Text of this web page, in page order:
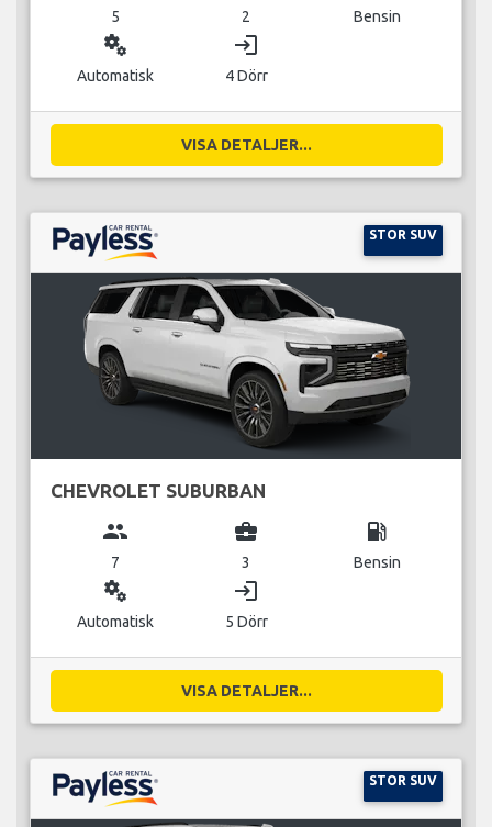
5 2 Bensin
miscellaneous_services
Automatisk
login
4 Dörr
VISA DETALJER...
STOR SUV
CHEVROLET SUBURBAN
group
7
business_center
3
local_gas_station
Bensin
miscellaneous_services
Automatisk
login
5 Dörr
VISA DETALJER...
STOR SUV